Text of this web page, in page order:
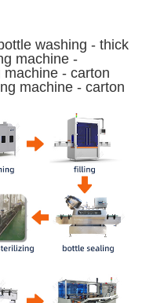
washing - thick
machine -
- carton
machine - carton